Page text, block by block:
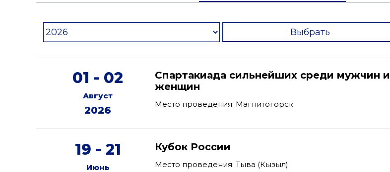
Выбрать
01 - 02
Август
2026
Спартакиада сильнейших среди мужчин и
женщин
Место проведения: Магнитогорск
19 - 21
Июнь
Кубок России
Место проведения: Тыва (Кызыл)